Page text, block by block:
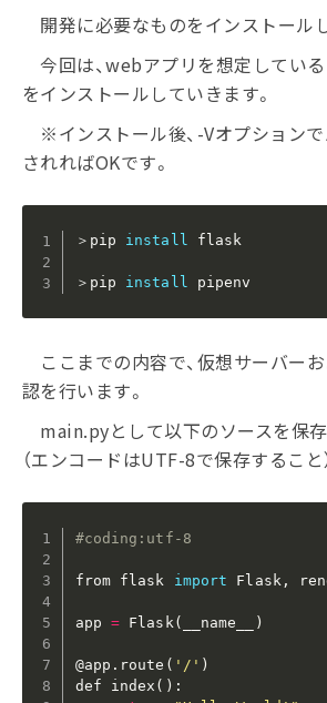
開発に必要なものをインストール
今回は、webアプリを想定している
をインストールしていきます。
※インストール後、-Vオプション
されればOKです。
＞pip install flask
＞pip install pipenv
ここまでの内容で、仮想サーバー
認を行います。
main.pyとして以下のソースを保存
（エンコードはUTF-8で保存すること
#coding:utf-8
from flask import Flask,
app = Flask ( __name__ )
@app.route ( '/' )
def index ( ) :